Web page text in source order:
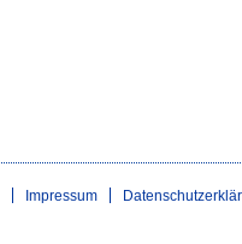
Impressum